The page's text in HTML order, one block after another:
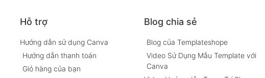
Hỗ trợ
Hướng dẫn sử dụng Canva
Hướng dẫn thanh toán
Giỏ hàng của bạn
Blog chia sẻ
Blog của Templateshope
Video Sử Dụng Mẫu Template với
Canva